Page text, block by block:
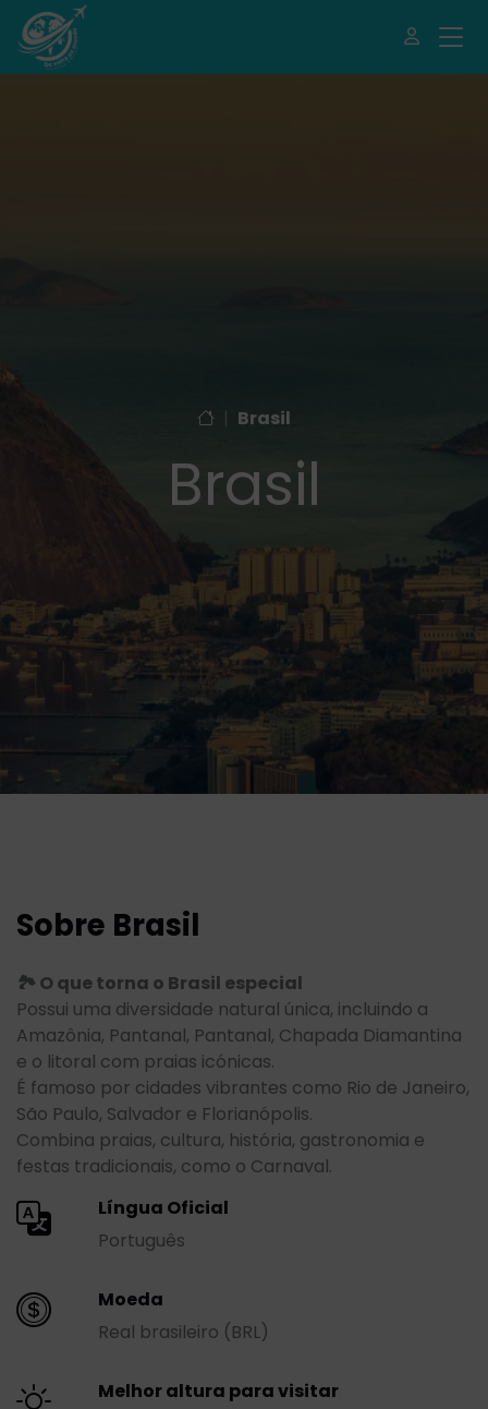
| Brasil
Brasil
Sobre Brasil
🏞️ O que torna o Brasil especial
Possui uma diversidade natural única, incluindo a
Amazônia, Pantanal, Pantanal, Chapada Diamantina
e o litoral com praias icónicas.
É famoso por cidades vibrantes como Rio de Janeiro,
São Paulo, Salvador e Florianópolis.
Combina praias, cultura, história, gastronomia e
festas tradicionais, como o Carnaval.
Língua Oficial
Português
Moeda
Real brasileiro (BRL)
Melhor altura para visitar